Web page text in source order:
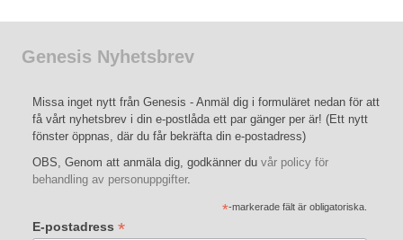
Genesis Nyhetsbrev
Missa inget nytt från Genesis - Anmäl dig i formuläret nedan för att
få vårt nyhetsbrev i din e-postlåda ett par gänger per är! (Ett nytt
fönster öppnas, där du får bekräfta din e-postadress)
OBS, Genom att anmäla dig, godkänner du vår policy för
behandling av personuppgifter.
*-markerade fält är obligatoriska.
E-postadress *